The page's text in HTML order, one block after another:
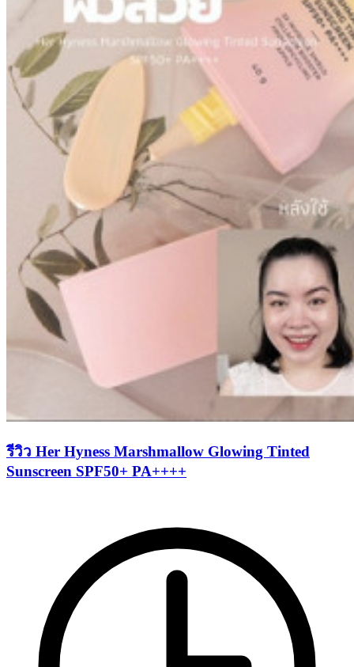
รีวิว Her Hyness Marshmallow Glowing Tinted
Sunscreen SPF50+ PA++++